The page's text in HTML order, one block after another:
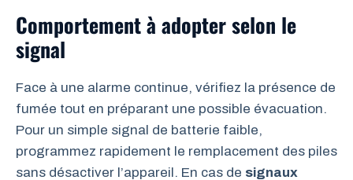
Comportement à adopter selon le
signal
Face à une alarme continue, vérifiez la présence de
fumée tout en préparant une possible évacuation.
Pour un simple signal de batterie faible,
programmez rapidement le remplacement des piles
sans désactiver l’appareil. En cas de signaux